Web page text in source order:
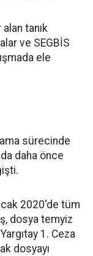
alan tanık
ve SEGBİS
ele
sürecinde
daha önce
2020'de tüm
dosya temyiz
1. Ceza
dosyayı